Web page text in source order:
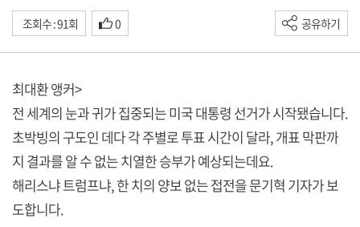
조회수 : 91회 0 공유하기
최대환 앵커>
전 세계의 눈과 귀가 집중되는 미국 대통령 선거가 시작됐습니다.
초박빙의 구도인 데다 각 주별로 투표 시간이 달라, 개표 막판까
지 결과를 알 수 없는 치열한 승부가 예상되는데요.
해리스냐 트럼프냐, 한 치의 양보 없는 접전을 문기혁 기자가 보
도합니다.